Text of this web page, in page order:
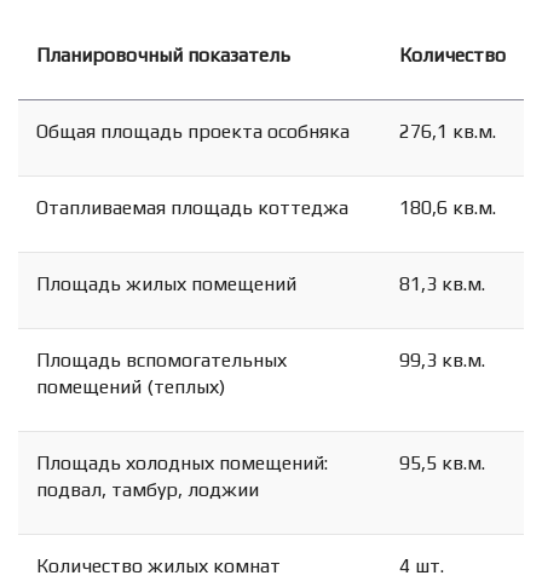
Планировочный показатель Количество
Общая площадь проекта особняка 276,1 кв.м.
Отапливаемая площадь коттеджа 180,6 кв.м.
Площадь жилых помещений 81,3 кв.м.
Площадь вспомогательных
помещений (теплых)
99,3 кв.м.
Площадь холодных помещений:
подвал, тамбур, лоджии
95,5 кв.м.
Количество жилых комнат 4 шт.